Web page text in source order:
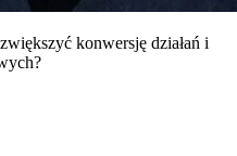
konwersję działań i